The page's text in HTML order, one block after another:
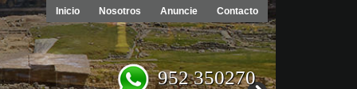
Inicio Nosotros Anuncie Contacto
952 350270